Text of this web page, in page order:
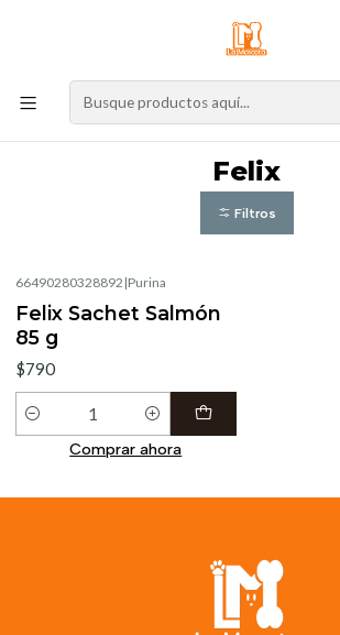
Nuestro stock online es independiente
Compre por la web para garantizar sus productos y
Inicio
Felix
Filtros
66490280328892 |Purina
Felix Sachet Salmón
85 g
$790
Cantidad
Comprar ahora